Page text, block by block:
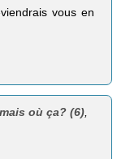
vous en
où ça? (6)